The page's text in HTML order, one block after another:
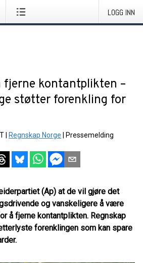
LOGG INN
fjerne kontantplikten –
støtter forenkling for
Regnskap Norge Pressemelding
(Ap) at de vil gjøre det
og vanskeligere å være
å fjerne kontantplikten. Regnskap
forenklingen som kan spare